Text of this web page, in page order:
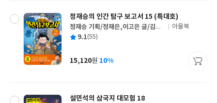
정재승의 인간 탐구 보고서 15 (특대호)
글
쓴
정재승 기획/정재은,이고은 글/김현
민 그림
출
사
아울북
평 9.1(55)
가
15,120원 10%
설민석의 삼국지 대모험 18